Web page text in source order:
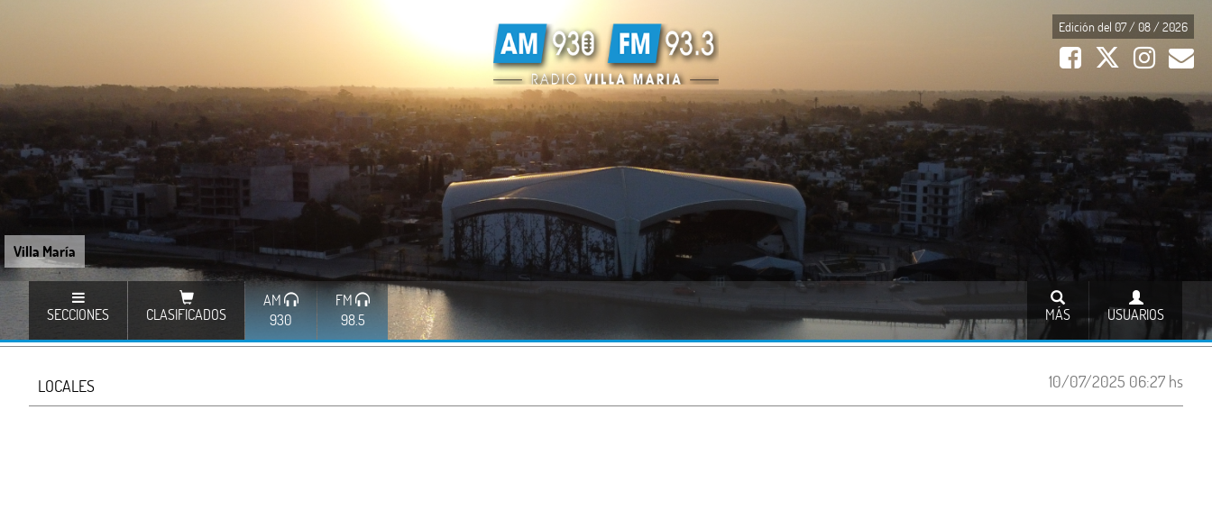
Villa María
Edición del 07 / 08 / 2026
SECCIONES CLASIFICADOS
AM
930
FM
98.5
USUARIOS
MÁS
10/07/2025 06:27 hs
LOCALES